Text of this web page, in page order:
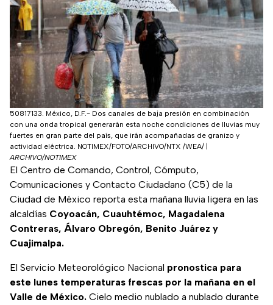
50817133. México, D.F.- Dos canales de baja presión en combinación
con una onda tropical generarán esta noche condiciones de lluvias muy
fuertes en gran parte del país, que irán acompañadas de granizo y
actividad eléctrica. NOTIMEX/FOTO/ARCHIVO/NTX /WEA/
ARCHIVO/NOTIMEX
El Centro de Comando, Control, Cómputo,
Comunicaciones y Contacto Ciudadano (C5) de la
Ciudad de México reporta esta mañana lluvia ligera en las
alcaldías Coyoacán, Cuauhtémoc, Magadalena
Contreras, Álvaro Obregón, Benito Juárez y
Cuajimalpa.
El Servicio Meteorológico Nacional pronostica para
este lunes temperaturas frescas por la mañana en el
Valle de México. Cielo medio nublado a nublado durante